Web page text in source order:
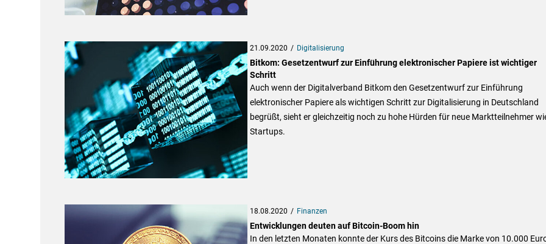
21.09.2020 Digitalisierung
Bitkom: Gesetzentwurf zur Einführung elektronischer Papiere ist wichtiger
Schritt
Auch wenn der Digitalverband Bitkom den Gesetzentwurf zur Einführung
elektronischer Papiere als wichtigen Schritt zur Digitalisierung in Deutschland
begrüßt, sieht er gleichzeitig noch zu hohe Hürden für neue Marktteilnehmer
Startups.
18.08.2020 Finanzen
Entwicklungen deuten auf Bitcoin-Boom hin
In den letzten Monaten konnte der Kurs des Bitcoins die Marke von 10.000